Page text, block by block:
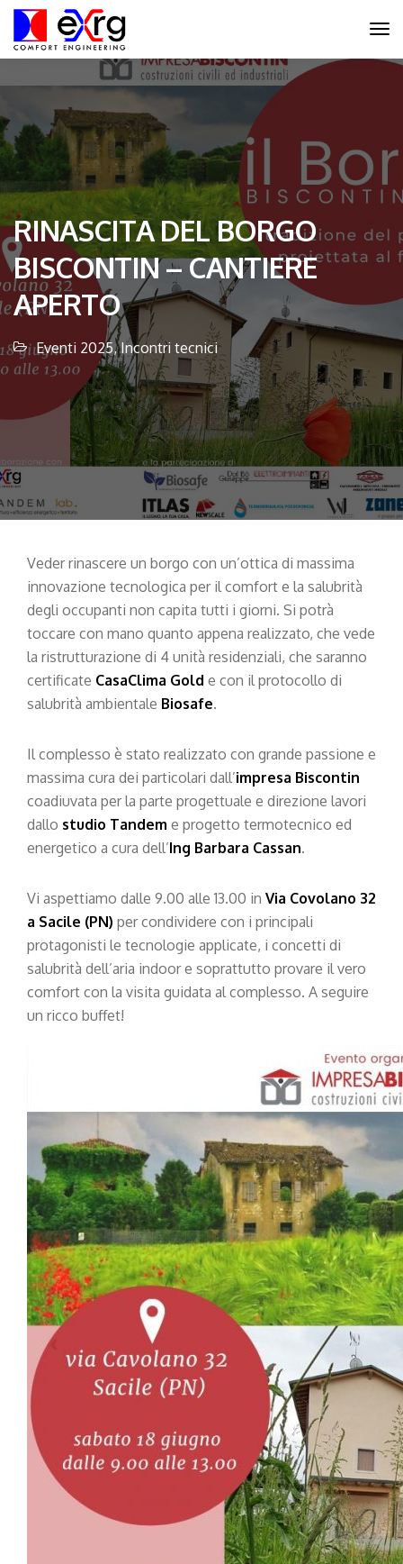
RINASCITA DEL BORGO
BISCONTIN – CANTIERE
APERTO
Eventi 2025,Incontri tecnici
Veder rinascere un borgo con un’ottica di massima
innovazione tecnologica per il comfort e la salubrità
degli occupanti non capita tutti i giorni. Si potrà
toccare con mano quanto appena realizzato, che vede
la ristrutturazione di 4 unità residenziali, che saranno
certificate CasaClima Gold e con il protocollo di
salubrità ambientale Biosafe.
Il complesso è stato realizzato con grande passione e
massima cura dei particolari dall’impresa Biscontin
coadiuvata per la parte progettuale e direzione lavori
dallo studio Tandem e progetto termotecnico ed
energetico a cura dell’Ing Barbara Cassan.
Vi aspettiamo dalle 9.00 alle 13.00 in Via Covolano 32
a Sacile (PN) per condividere con i principali
protagonisti le tecnologie applicate, i concetti di
salubrità dell’aria indoor e soprattutto provare il vero
comfort con la visita guidata al complesso. A seguire
un ricco buffet!